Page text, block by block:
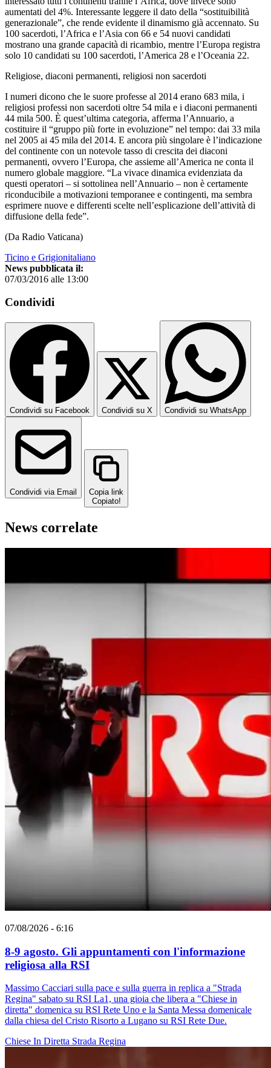
aumentati del 4%. Interessante leggere il dato della “sostituibilità
generazionale”, che rende evidente il dinamismo già accennato. Su
100 sacerdoti, l’Africa e l’Asia con 66 e 54 nuovi candidati
mostrano una grande capacità di ricambio, mentre l’Europa registra
solo 10 candidati su 100 sacerdoti, l’America 28 e l’Oceania 22.
Religiose, diaconi permanenti, religiosi non sacerdoti
I numeri dicono che le suore professe al 2014 erano 683 mila, i
religiosi professi non sacerdoti oltre 54 mila e i diaconi permanenti
44 mila 500. È quest’ultima categoria, afferma l’Annuario, a
costituire il “gruppo più forte in evoluzione” nel tempo: dai 33 mila
nel 2005 ai 45 mila del 2014. E ancora più singolare è l’indicazione
del continente con un notevole tasso di crescita dei diaconi
permanenti, ovvero l’Europa, che assieme all’America ne conta il
numero globale maggiore. “La vivace dinamica evidenziata da
questi operatori – si sottolinea nell’Annuario – non è certamente
riconducibile a motivazioni temporanee e contingenti, ma sembra
esprimere nuove e differenti scelte nell’esplicazione dell’attività di
diffusione della fede”.
(Da Radio Vaticana)
Ticino e Grigionitaliano
News pubblicata il:
07/03/2016 alle 13:00
Condividi
Condividi su Facebook Condividi su X Condividi su WhatsApp
Condividi via Email
Copia link
Copiato!
News correlate
07/08/2026 - 6:16
8-9 agosto. Gli appuntamenti con l'informazione
religiosa alla RSI
Massimo Cacciari sulla pace e sulla guerra in replica a "Strada
Regina" sabato su RSI La1, una gioia che libera a "Chiese in
diretta" domenica su RSI Rete Uno e la Santa Messa domenicale
dalla chiesa del Cristo Risorto a Lugano su RSI Rete Due.
Chiese In Diretta Strada Regina